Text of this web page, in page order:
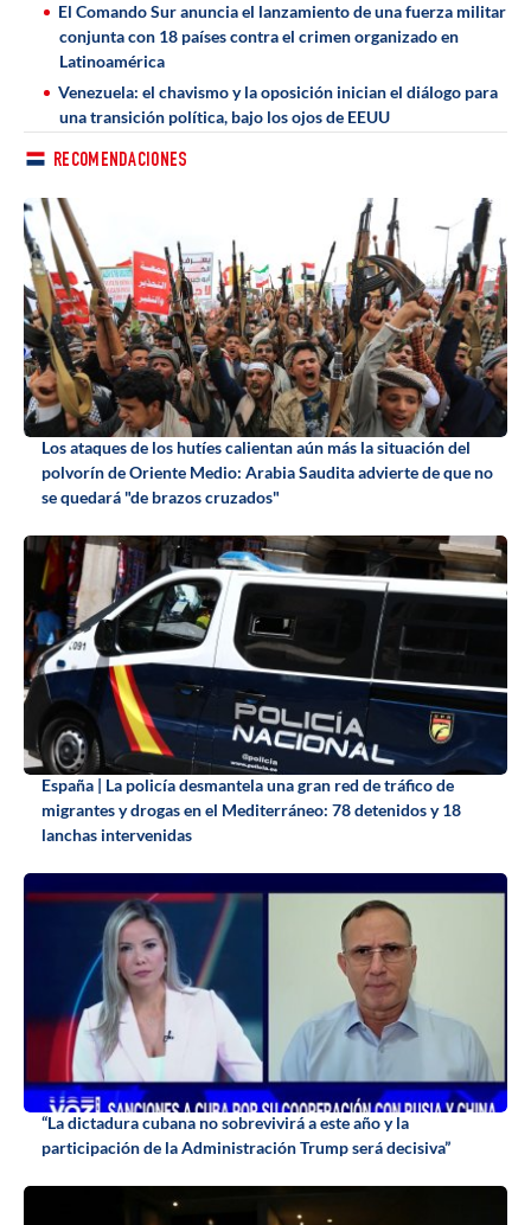
El Comando Sur anuncia el lanzamiento de una fuerza militar
conjunta con 18 países contra el crimen organizado en
Latinoamérica
Venezuela: el chavismo y la oposición inician el diálogo para
una transición política, bajo los ojos de EEUU
RECOMENDACIONES
Los ataques de los hutíes calientan aún más la situación del
polvorín de Oriente Medio: Arabia Saudita advierte de que no
se quedará "de brazos cruzados"
España | La policía desmantela una gran red de tráfico de
migrantes y drogas en el Mediterráneo: 78 detenidos y 18
lanchas intervenidas
“La dictadura cubana no sobrevivirá a este año y la
participación de la Administración Trump será decisiva”